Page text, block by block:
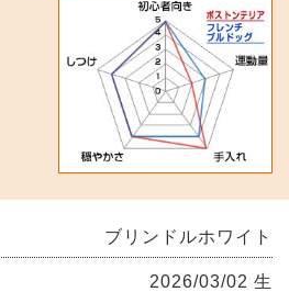
ブリンドルホワイト
2026/03/02 生